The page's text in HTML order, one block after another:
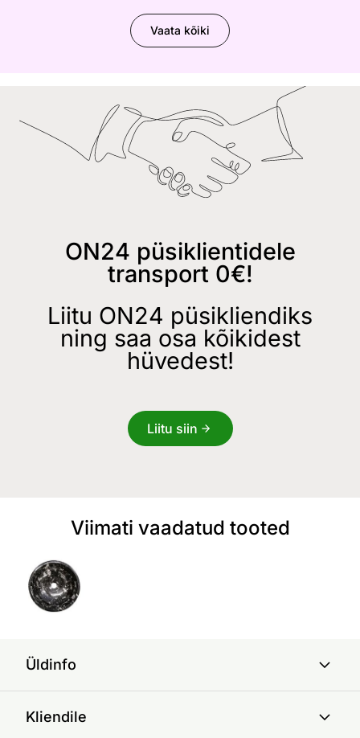
Vaata kõiki
ON24 püsiklientidele
transport 0€!
Liitu ON24 püsikliendiks
ning saa osa kõikidest
hüvedest!
Liitu siin
Viimati vaadatud tooted
Üldinfo
Kliendile